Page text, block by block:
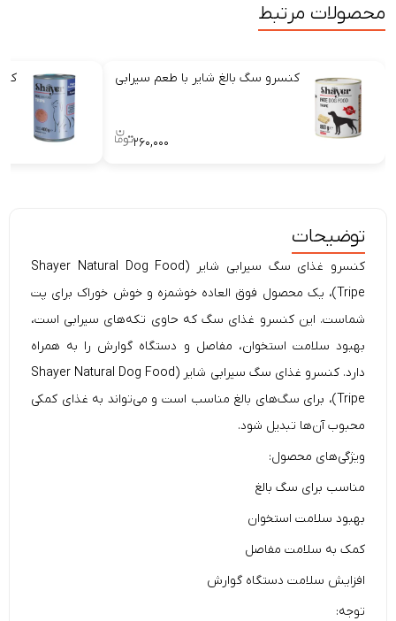
محصولات مرتبط
کنسرو سگ بالغ شایر با طعم سیرابی
۲۶۰,۰۰۰
توضیحات
کنسرو غذای سگ سیرابی شایر (Shayer Natural Dog Food
Tripe)، یک محصول فوق العاده خوشمزه و خوش خوراک برای پت
شماست. این کنسرو غذای سگ که حاوی تکه‌های سیرابی است،
بهبود سلامت استخوان، مفاصل و دستگاه گوارش را به همراه
دارد. کنسرو غذای سگ سیرابی شایر (Shayer Natural Dog Food
Tripe)، برای سگ‌های بالغ مناسب است و می‌تواند به غذای کمکی
محبوب آن‌ها تبدیل شود.
ویژگی‌های محصول:
مناسب برای سگ بالغ
بهبود سلامت استخوان
کمک به سلامت مفاصل
افزایش سلامت دستگاه گوارش
توجه: